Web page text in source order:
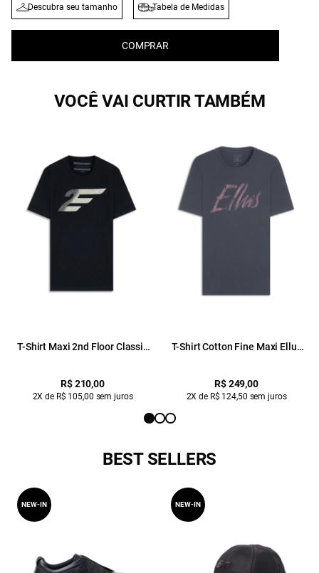
Descubra seu tamanho Tabela de Medidas
COMPRAR
VOCÊ VAI CURTIR TAMBÉM
T-Shirt Maxi 2nd Floor Classic
R$ 210,00
2X de R$ 105,00 sem juros
T-Shirt Cotton Fine Maxi Ellus
R$ 249,00
2X de R$ 124,50 sem juros
BEST SELLERS
NEW-IN NEW-IN